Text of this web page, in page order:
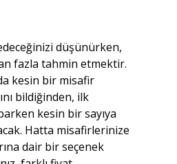
düşünürken,
fazla tahmin etmektir.
kesin bir misafir
bildiğinden, ilk
kesin bir sayıya
Hatta misafirlerinize
dair bir seçenek